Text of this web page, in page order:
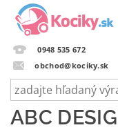
0948 535 672
obchod@kociky.sk
ABC